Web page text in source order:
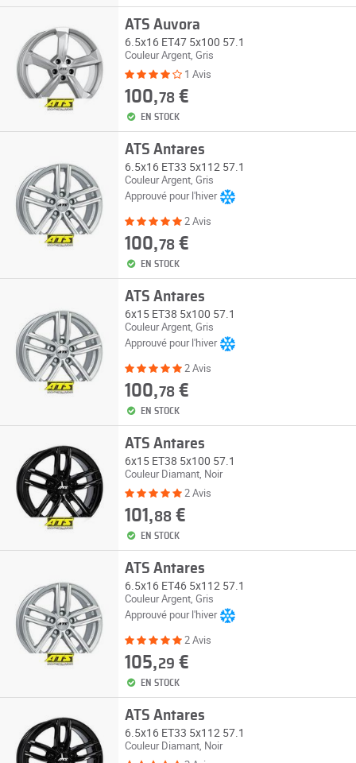
ATS Auvora
6.5x16 ET47 5x100 57.1
Couleur Argent, Gris
1 Avis
100,78€
EN STOCK
ATS Antares
6.5x16 ET33 5x112 57.1
Couleur Argent, Gris
Approuvé pour l'hiver
2 Avis
100,78€
EN STOCK
ATS Antares
6x15 ET38 5x100 57.1
Couleur Argent, Gris
Approuvé pour l'hiver
2 Avis
100,78€
EN STOCK
ATS Antares
6x15 ET38 5x100 57.1
Couleur Diamant, Noir
2 Avis
101,88€
EN STOCK
ATS Antares
6.5x16 ET46 5x112 57.1
Couleur Argent, Gris
Approuvé pour l'hiver
2 Avis
105,29 €
EN STOCK
ATS Antares
6.5x16 ET33 5x112 57.1
Couleur Diamant, Noir